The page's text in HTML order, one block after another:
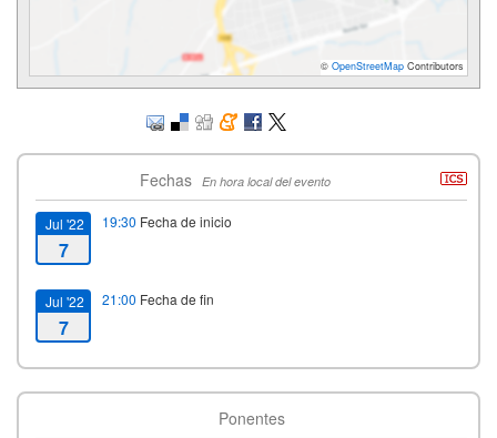
© OpenStreetMap Contributors
Fechas En hora local del evento
Jul '22
7
19:30 Fecha de inicio
Jul '22
7
21:00 Fecha de fin
Ponentes